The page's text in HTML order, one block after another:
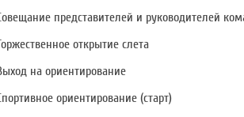
представителей и руководителей
открытие слета
на ориентирование
ориентирование (старт)